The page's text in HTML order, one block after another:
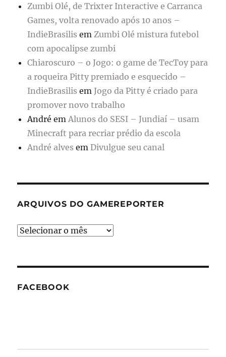
Zumbi Olé, de Trixter Interactive e Carranca
Games, volta renovado após 10 anos –
IndieBrasilis em Zumbi Olé mistura futebol
com apocalipse zumbi
Chiaroscuro – o Jogo: o game de TecToy para
a roqueira Pitty premiado e esquecido –
IndieBrasilis em Jogo da Pitty é criado para
promover novo trabalho
André em Alunos do SESI – Jundiaí – usam
Minecraft para recriar prédio da escola
André alves em Divulgue seu canal
ARQUIVOS DO GAMEREPORTER
Arquivos
FACEBOOK